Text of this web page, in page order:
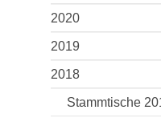
2020
2019
2018
Stammtische